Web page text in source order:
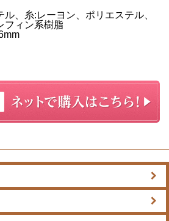
、糸:レーヨン、ポリエステル、
フィン系樹脂